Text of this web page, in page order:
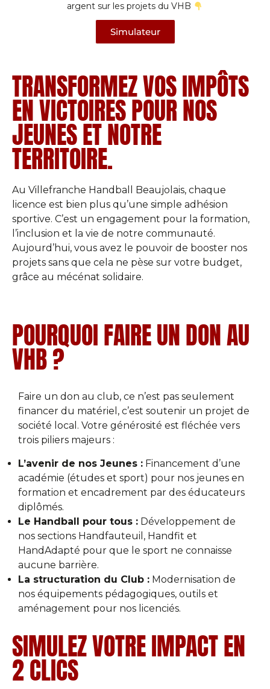
argent sur les projets du VHB
Simulateur
TRANSFORMEZ VOS IMPÔTS
EN VICTOIRES POUR NOS
JEUNES ET NOTRE
TERRITOIRE.
Au Villefranche Handball Beaujolais, chaque
licence est bien plus qu’une simple adhésion
sportive. C’est un engagement pour la formation,
l’inclusion et la vie de notre communauté.
Aujourd’hui, vous avez le pouvoir de booster nos
projets sans que cela ne pèse sur votre budget,
grâce au mécénat solidaire.
POURQUOI FAIRE UN DON AU
VHB ?
Faire un don au club, ce n’est pas seulement
financer du matériel, c’est soutenir un projet de
société local. Votre générosité est fléchée vers
trois piliers majeurs :
L’avenir de nos Jeunes : Financement d’une
académie (études et sport) pour nos jeunes en
formation et encadrement par des éducateurs
diplômés.
Le Handball pour tous : Développement de
nos sections Handfauteuil, Handfit et
HandAdapté pour que le sport ne connaisse
aucune barrière.
La structuration du Club : Modernisation de
nos équipements pédagogiques, outils et
aménagement pour nos licenciés.
SIMULEZ VOTRE IMPACT EN
2 CLICS